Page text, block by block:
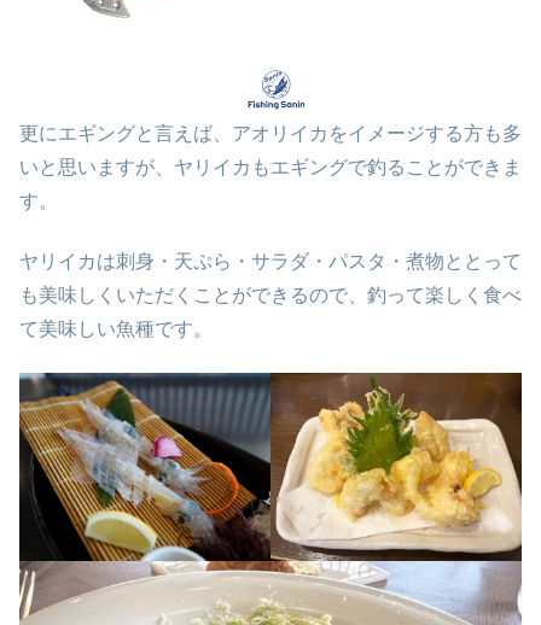
更にエギングと言えば、アオリイカをイメージする方も多
いと思いますが、ヤリイカもエギングで釣ることができま
す。
ヤリイカは刺身・天ぷら・サラダ・パスタ・煮物ととって
も美味しくいただくことができるので、釣って楽しく食べ
て美味しい魚種です。